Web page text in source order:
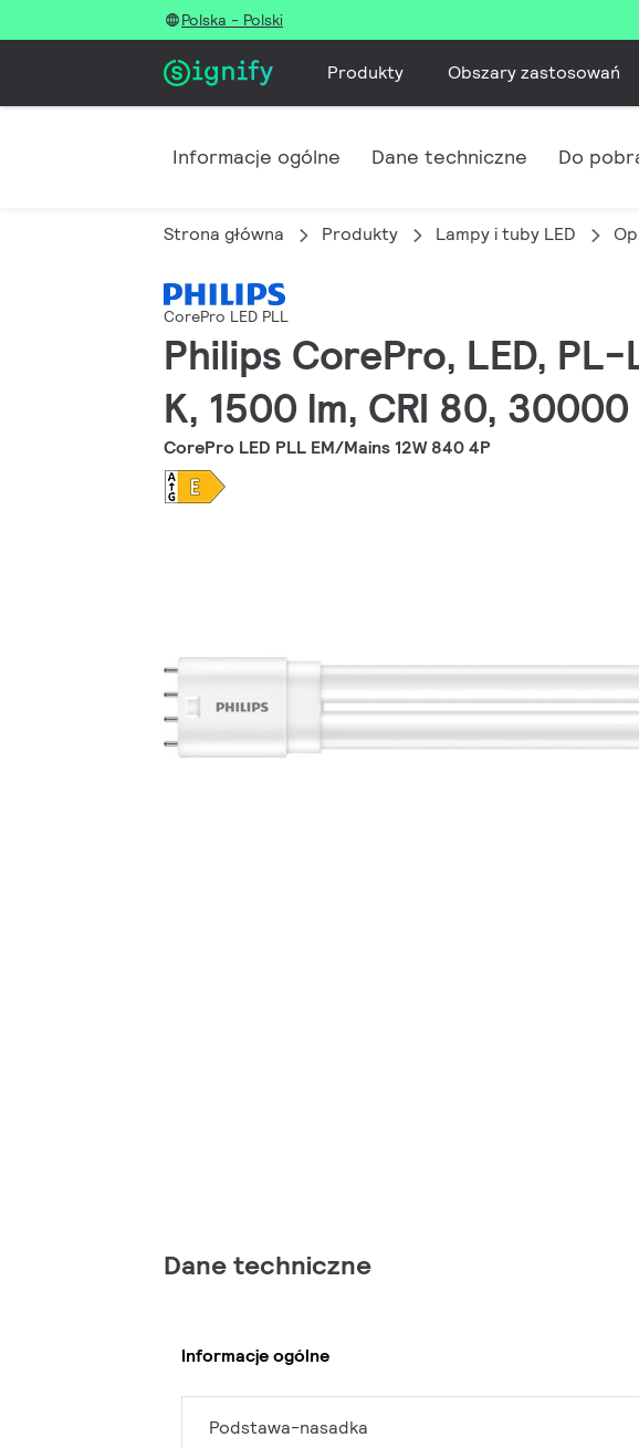
Polska - Polski
Produkty Obszary zastosowań
Informacje ogólne Dane techniczne Do
Strona główna Produkty Lampy i tuby LED
CorePro LED PLL
Philips CorePro, LED, PL-
K, 1500 lm, CRI 80, 30000
CorePro LED PLL EM/Mains 12W 840 4P
Dane techniczne
Informacje ogólne
Podstawa-nasadka